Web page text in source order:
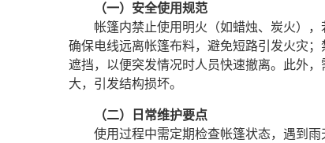
（一）安全使用规范
帐篷内禁止使用明火（如蜡烛、炭火）
确保电线远离帐篷布料，避免短路引发火灾
遮挡，以便突发情况时人员快速撤离。此外
大，引发结构损坏。
（二）日常维护要点
使用过程中需定期检查帐篷状态，遇到